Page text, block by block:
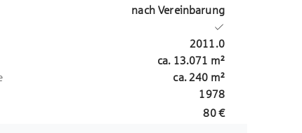
nach Vereinbarung
2011.0
ca. 13.071 m²
ca.240 m²
1978
80 €